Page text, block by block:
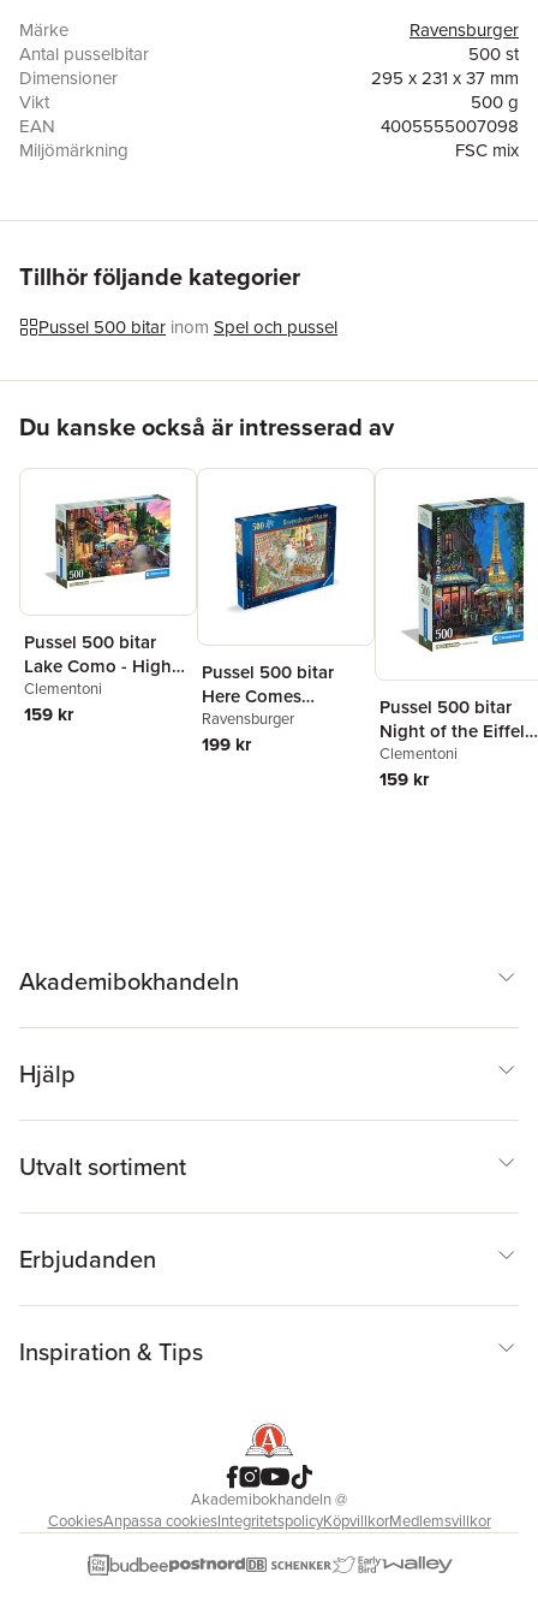
Ravensburger Verlag GmbH
P.O. Box 2460, 88194 Ravensburg
https://www.ravensburger.com
Märke
Ravensburger
Antal pusselbitar
500 st
Dimensioner
295 x 231 x 37 mm
Vikt
500 g
EAN
4005555007098
Miljömärkning
FSC mix
Tillhör följande kategorier
Pussel 500 bitar inom Spel och pussel
Du kanske också är intresserad av
Pussel 500 bitar
Lake Como - High
Quality Collection
Clementoni
159 kr
Pussel 500 bitar
Here Comes
Christmas!
Ravensburger
199 kr
Pussel 500 bitar
Night of the Eiffel
Café - High Quality
Collection
Clementoni
159 kr
Akademibokhandeln
Hjälp
Utvalt sortiment
Erbjudanden
Inspiration & Tips
Akademibokhandeln@
CookiesAnpassa cookiesIntegritetspolicyKöpvillkorMedlemsvillkor